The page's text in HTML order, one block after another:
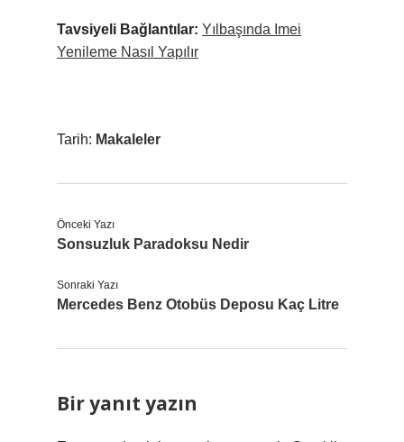
Tavsiyeli Bağlantılar: Yılbaşında Imei
Yenileme Nasıl Yapılır
Tarih: Makaleler
Önceki Yazı
Sonsuzluk Paradoksu Nedir
Sonraki Yazı
Mercedes Benz Otobüs Deposu Kaç Litre
Bir yanıt yazın